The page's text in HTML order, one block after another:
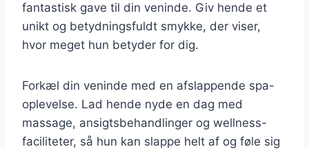
fantastisk gave til din veninde. Giv hende et
unikt og betydningsfuldt smykke, der viser,
hvor meget hun betyder for dig.
Forkæl din veninde med en afslappende spa-
oplevelse. Lad hende nyde en dag med
massage, ansigtsbehandlinger og wellness-
faciliteter, så hun kan slappe helt af og føle sig